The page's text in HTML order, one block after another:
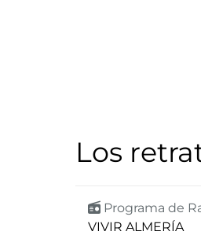
Los
Programa de
VIVIR ALMERÍA